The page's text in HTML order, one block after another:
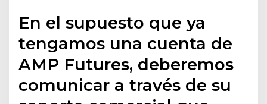
En el supuesto que ya
tengamos una cuenta de
AMP Futures, deberemos
comunicar a través de su